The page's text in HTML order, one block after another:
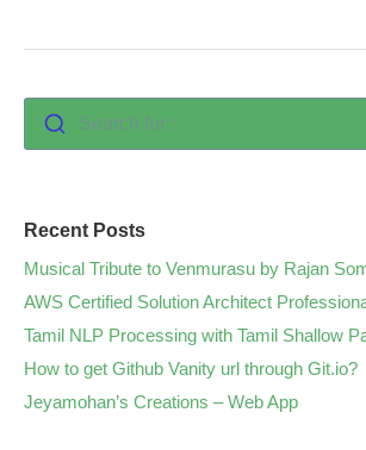
Search for :
Recent Posts
Musical Tribute to Venmurasu by Rajan
AWS Certified Solution Architect
Tamil NLP Processing with Tamil Shallow
How to get Github Vanity url through Git.io?
Jeyamohan’s Creations – Web App